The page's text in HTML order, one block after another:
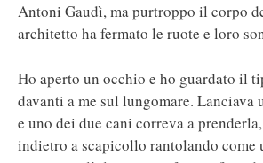
Antoni Gaudì, ma purtroppo il corpo
architetto ha fermato le ruote e loro
Ho aperto un occhio e ho guardato il
davanti a me sul lungomare. Lanciava
e uno dei due cani correva a
indietro a scapicollo rantolando come